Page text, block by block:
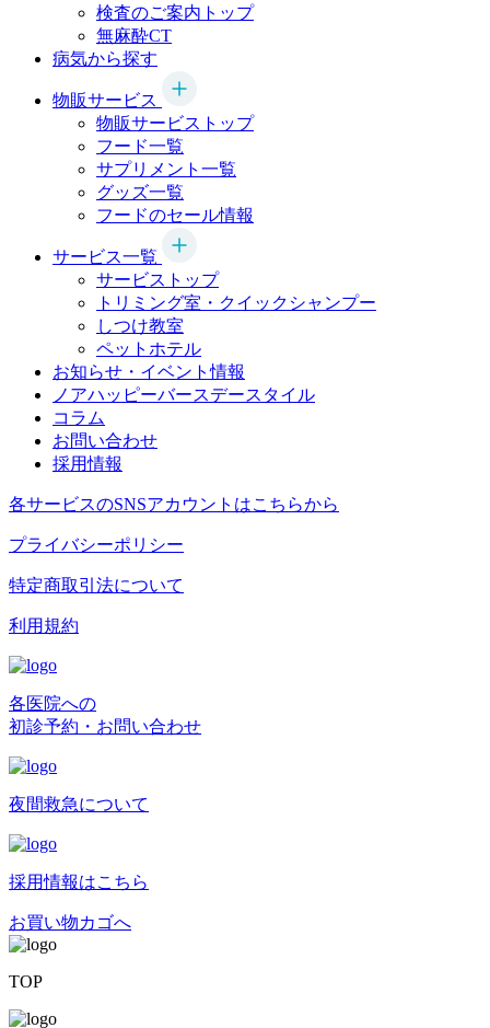
検査のご案内トップ
無麻酔CT
病気から探す
物販サービス
物販サービストップ
フード一覧
サプリメント一覧
グッズ一覧
フードのセール情報
サービス一覧
サービストップ
トリミング室・クイックシャンプー
しつけ教室
ペットホテル
お知らせ・イベント情報
ノアハッピーバースデースタイル
コラム
お問い合わせ
採用情報
各サービスのSNSアカウントはこちらから
プライバシーポリシー
特定商取引法について
利用規約
各医院への
初診予約・お問い合わせ
夜間救急について
採用情報はこちら
お買い物カゴへ
TOP